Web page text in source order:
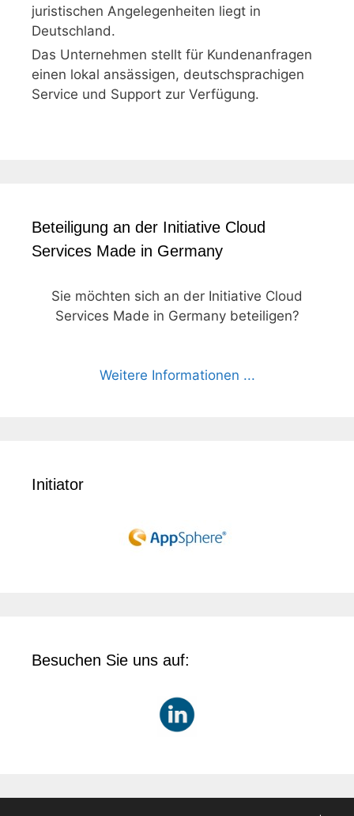
juristischen Angelegenheiten liegt in
Deutschland.
Das Unternehmen stellt für Kundenanfragen
einen lokal ansässigen, deutschsprachigen
Service und Support zur Verfügung.
Beteiligung an der Initiative Cloud
Services Made in Germany
Sie möchten sich an der Initiative Cloud
Services Made in Germany beteiligen?
Weitere Informationen ...
Initiator
Besuchen Sie uns auf: